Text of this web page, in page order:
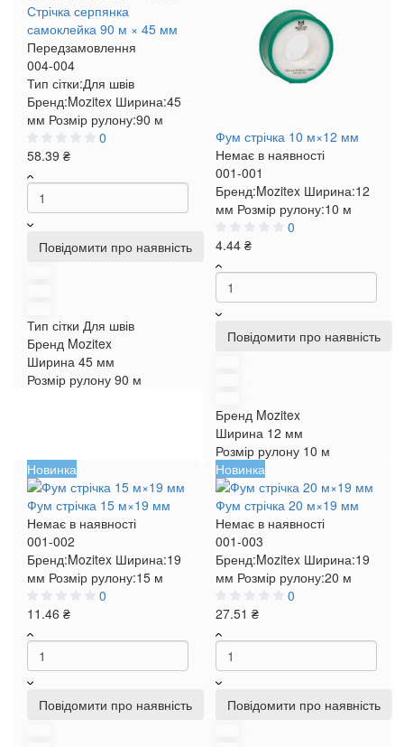
Стрічка серпянка
самоклейка 90 м × 45 мм
Передзамовлення
004-004
Тип сітки:Для швів
Бренд:Mozitex Ширина:45
мм Розмір рулону:90 м
0
58.39 ₴
Повідомити про наявність
Тип сітки Для швів
Бренд Mozitex
Ширина 45 мм
Розмір рулону 90 м
Фум стрічка 10 м×12 мм
Немає в наявності
001-001
Бренд:Mozitex Ширина:12
мм Розмір рулону:10 м
0
4.44 ₴
Повідомити про наявність
Бренд Mozitex
Ширина 12 мм
Розмір рулону 10 м
Новинка
Фум стрічка 15 м×19 мм
Немає в наявності
001-002
Бренд:Mozitex Ширина:19
мм Розмір рулону:15 м
0
11.46 ₴
Повідомити про наявність
Новинка
Фум стрічка 20 м×19 мм
Немає в наявності
001-003
Бренд:Mozitex Ширина:19
мм Розмір рулону:20 м
0
27.51 ₴
Повідомити про наявність